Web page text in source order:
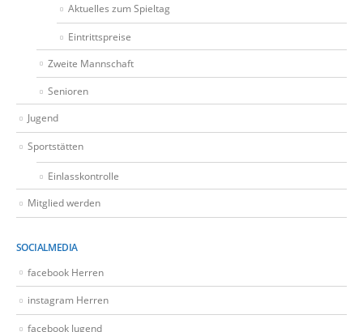
Aktuelles zum Spieltag
Eintrittspreise
Zweite Mannschaft
Senioren
Jugend
Sportstätten
Einlasskontrolle
Mitglied werden
SOCIALMEDIA
facebook Herren
instagram Herren
facebook Jugend